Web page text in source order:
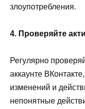
злоупотребления.
4. Проверяйте
Регулярно
аккаунте
изменений и
непонятные